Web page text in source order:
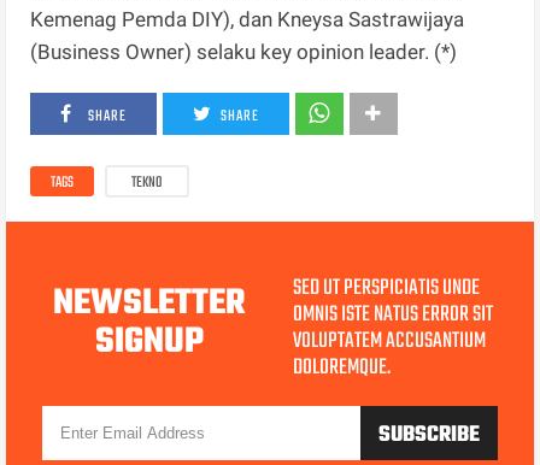
Kemenag Pemda DIY), dan Kneysa Sastrawijaya
(Business Owner) selaku key opinion leader. (*)
SHARE SHARE
TAGS TEKNO
NEWSLETTER
SIGNUP
SED UT PERSPICIATIS UNDE
OMNIS ISTE NATUS ERROR SIT
VOLUPTATEM ACCUSANTIUM
DOLOREMQUE.